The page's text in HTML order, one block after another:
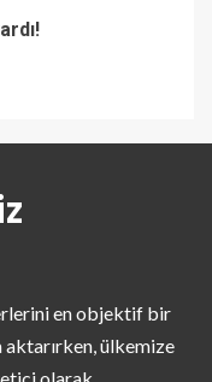
en objektif bir
aktarırken, ülkemize